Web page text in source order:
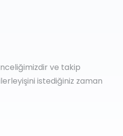
ve takip
istediğiniz zaman